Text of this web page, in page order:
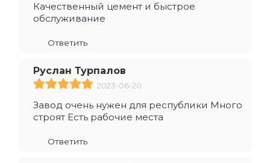
Качественный цемент и быстрое
обслуживание
Ответить
Руслан Турпалов
2023-06-20
Завод очень нужен для республики Много
строят Есть рабочие места
Ответить